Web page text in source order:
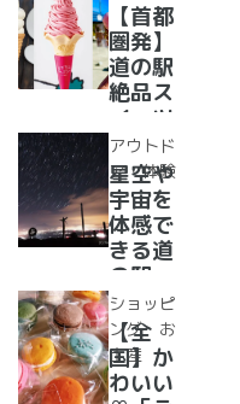
愛犬の
駅
道の駅
で「ご
当地お
漬物」
めぐり
【首都
圏発】
道の駅
絶品ス
イーツ
37
選！人
気のソ
フトク
リー
ム・ジ
ェラー
ト大集
合！
アウトド
ア・体験
星空や
宇宙を
体感で
きる道
の駅
道の駅
で夜空
に癒さ
れ/星
ショッピ
ング・お
土産
【全
国】か
わいい